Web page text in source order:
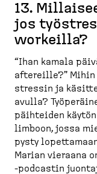
13.
jos
workeilla?
“Ihan kamala
aftereille?" Mihin
stressin ja
avulla?
päihteiden
limboon, jossa
pysty
Marian vieraana
-​podcastin